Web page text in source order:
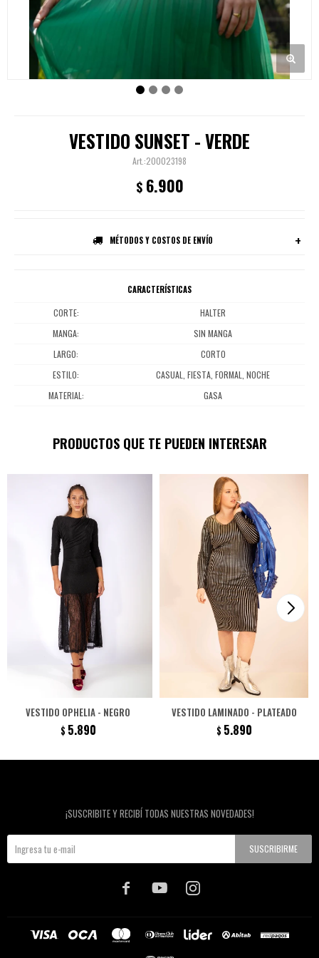
VESTIDO SUNSET - VERDE
200023198
$ 6.900
MÉTODOS Y COSTOS DE ENVÍO
CARACTERÍSTICAS
CORTE
HALTER
MANGA
SIN MANGA
LARGO
CORTO
ESTILO
CASUAL, FIESTA, FORMAL, NOCHE
MATERIAL
GASA
PRODUCTOS QUE TE PUEDEN INTERESAR
VESTIDO OPHELIA - NEGRO
$ 5.890
VESTIDO LAMINADO - PLATEADO
$ 5.890
¡SUSCRIBITE Y RECIBÍ TODAS NUESTRAS NOVEDADES!
SUSCRIBIRME
  